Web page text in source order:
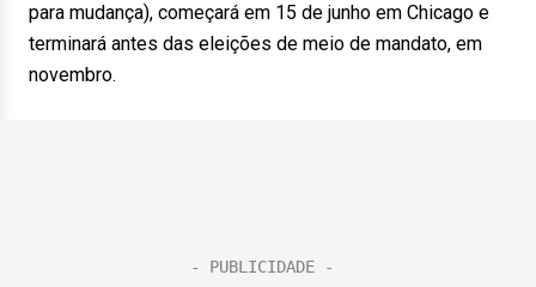
para mudança), começará em 15 de junho em Chicago e
terminará antes das eleições de meio de mandato, em
novembro.